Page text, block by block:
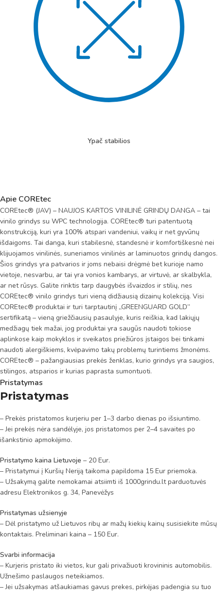
Ypač stabilios
Apie COREtec
COREtec® (JAV) – NAUJOS KARTOS VINILINĖ GRINDŲ DANGA – tai
vinilo grindys su WPC technologija. COREtec® turi patentuotą
konstrukciją, kuri yra 100% atspari vandeniui, vaikų ir net gyvūnų
išdaigoms. Tai danga, kuri stabilesnė, standesnė ir komfortiškesnė nei
klijuojamos vinilinės, suneriamos vinilinės ar laminuotos grindų dangos.
Šios grindys yra patvarios ir joms nebaisi drėgmė bet kurioje namo
vietoje, nesvarbu, ar tai yra vonios kambarys, ar virtuvė, ar skalbykla,
ar net rūsys. Galite rinktis tarp daugybės išvaizdos ir stilių, nes
COREtec® vinilo grindys turi vieną didžiausią dizainų kolekciją. Visi
COREtec® produktai ir turi tarptautinį „GREENGUARD GOLD”
sertifikatą – vieną griežčiausių pasaulyje, kuris reiškia, kad lakiųjų
medžiagų tiek mažai, jog produktai yra saugūs naudoti tokiose
aplinkose kaip mokyklos ir sveikatos priežiūros įstaigos bei tinkami
naudoti alergiškiems, kvėpavimo takų problemų turintiems žmonėms.
COREtec® – pažangiausias prekės ženklas, kurio grindys yra saugios,
stilingos, atsparios ir kurias paprasta sumontuoti.
Pristatymas
Pristatymas
– Prekės pristatomos kurjeriu per 1–3 darbo dienas po išsiuntimo.
– Jei prekės nėra sandėlyje, jos pristatomos per 2–4 savaites po
išankstinio apmokėjimo.
Pristatymo kaina Lietuvoje – 20 Eur.
– Pristatymui į Kuršių Neriją taikoma papildoma 15 Eur priemoka.
– Užsakymą galite nemokamai atsiimti iš 1000grindu.lt parduotuvės
adresu Elektronikos g. 34, Panevėžys
Pristatymas užsienyje
– Dėl pristatymo už Lietuvos ribų ar mažų kiekių kainų susisiekite mūsų
kontaktais. Preliminari kaina – 150 Eur.
Svarbi informacija
– Kurjeris pristato iki vietos, kur gali privažiuoti krovininis automobilis.
Užnešimo paslaugos neteikiamos.
– Jei užsakymas atšaukiamas gavus prekes, pirkėjas padengia su tuo